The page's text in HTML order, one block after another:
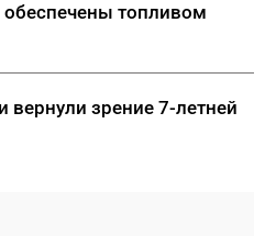
обеспечены топливом
вернули зрение 7-летней